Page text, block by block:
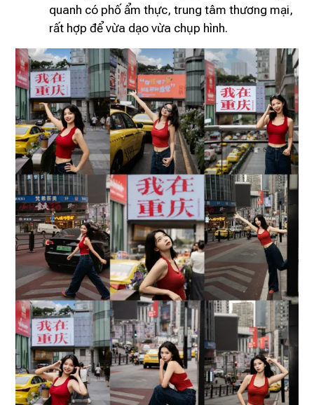
quanh có phố ẩm thực, trung tâm thương mại,
rất hợp để vừa dạo vừa chụp hình.